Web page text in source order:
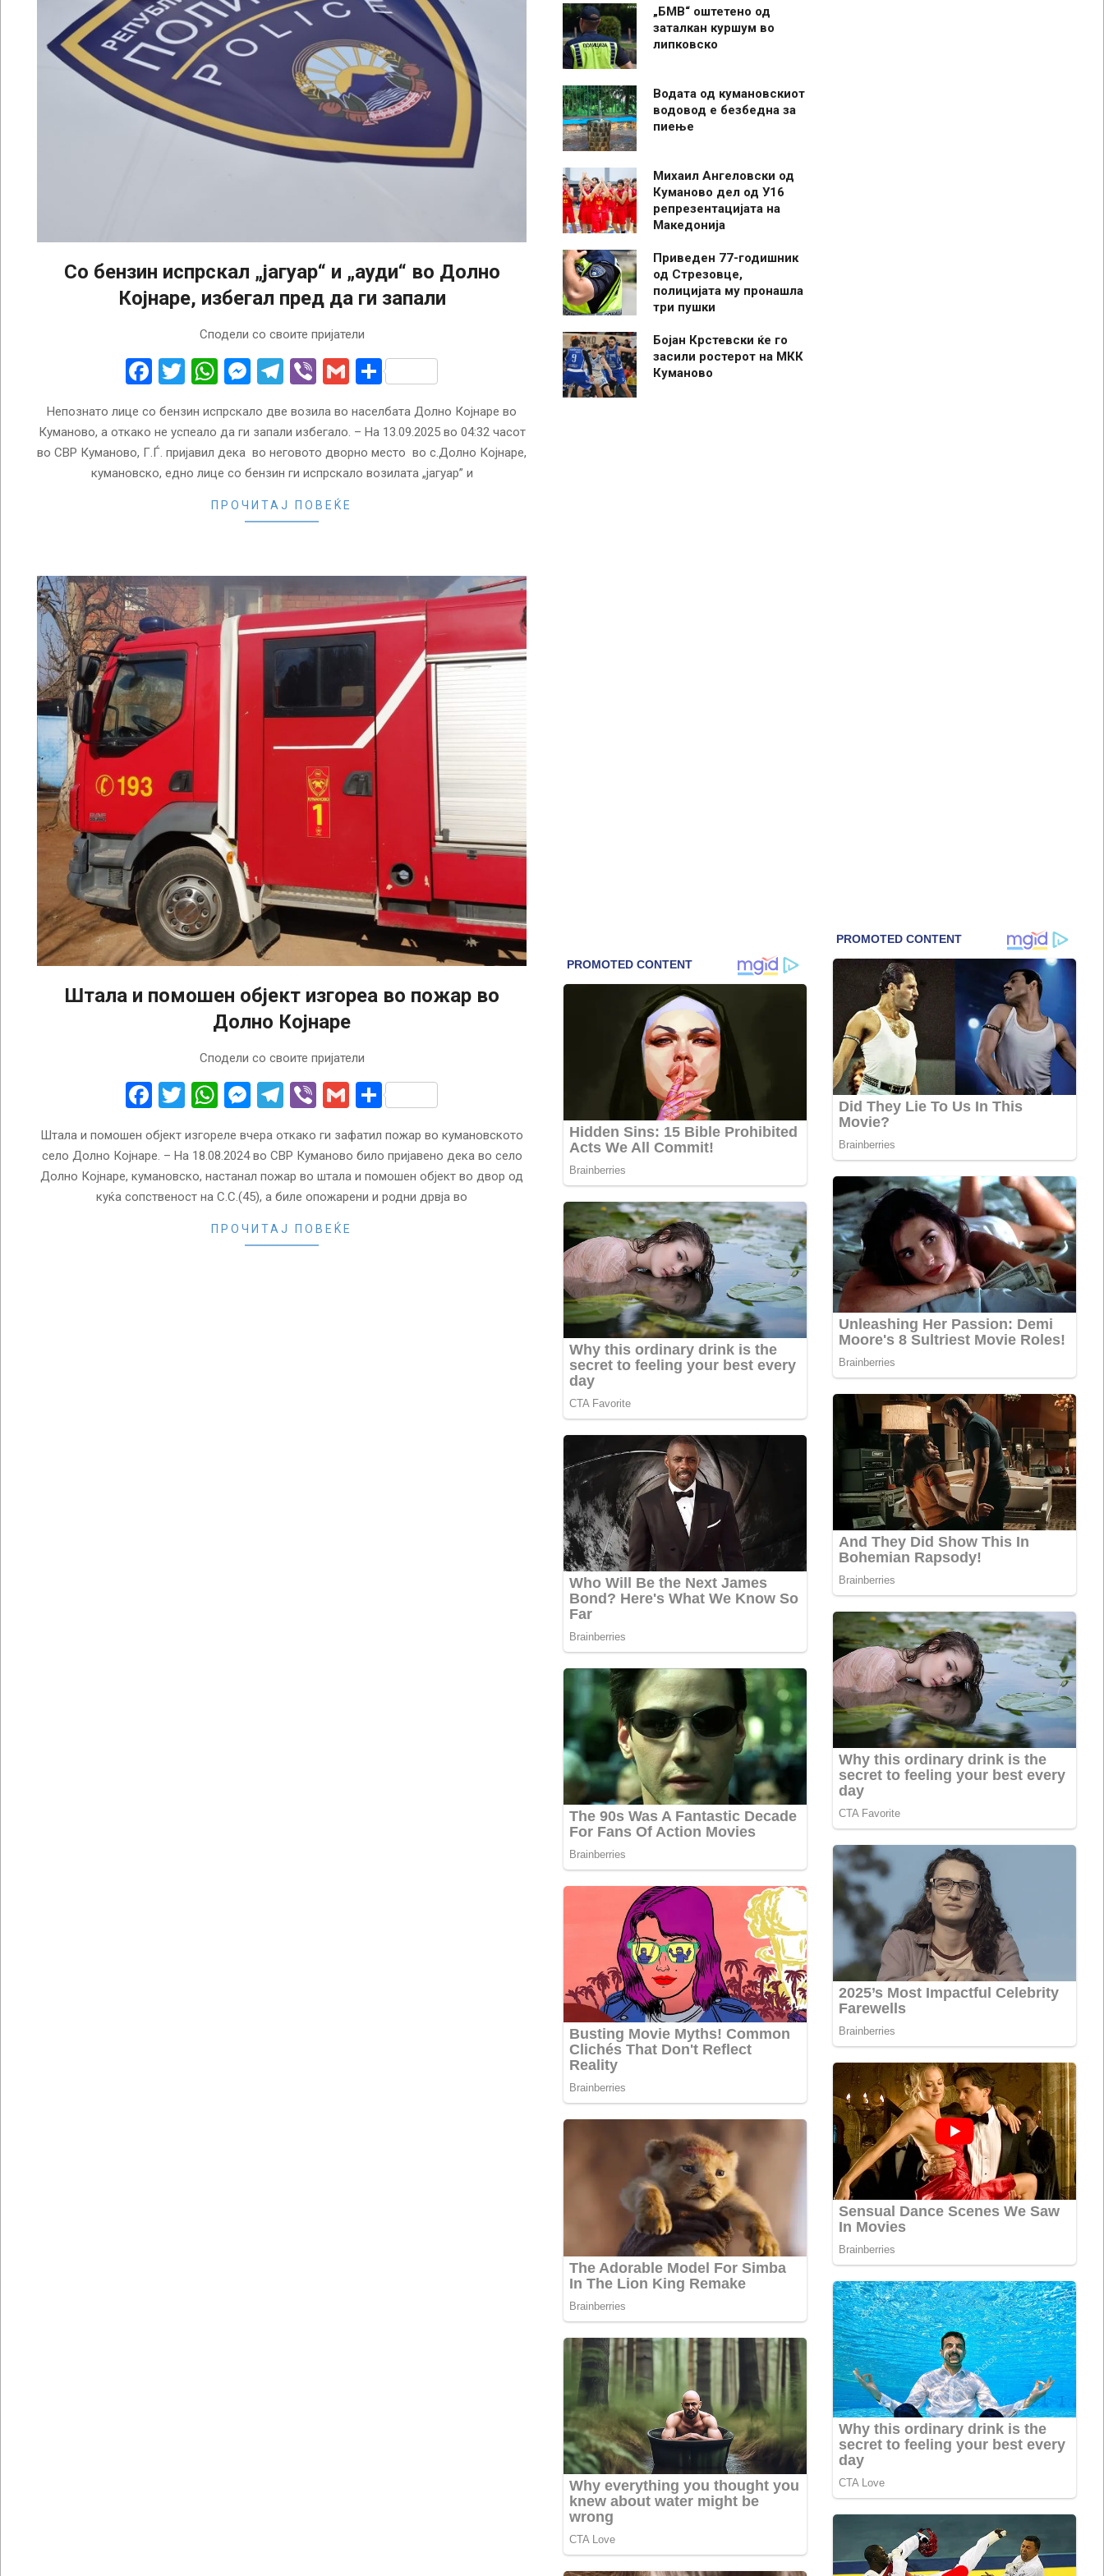
Со бензин испрскал „јагуар“ и „ауди“ во Долно
Којнаре, избегал пред да ги запали
Сподели со своите пријатели
Facebook
Twitter
WhatsApp
Messenger
Telegram
ViberGmailShare
Непознато лице со бензин испрскало две возила во населбата Долно Којнаре во
Куманово, а откако не успеало да ги запали избегало. – На 13.09.2025 во 04:32 часот
во СВР Куманово, Г.Ѓ. пријавил дека во неговото дворно место во с.Долно Којнаре,
кумановско, едно лице со бензин ги испрскало возилата „јагуар” и
ПРОЧИТАЈ ПОВЕЌЕ
Штала и помошен објект изгореа во пожар во
Долно Којнаре
Сподели со своите пријатели
Facebook
Twitter
WhatsApp
Messenger
Telegram
ViberGmailShare
Штала и помошен објект изгореле вчера откако ги зафатил пожар во кумановското
село Долно Којнаре. – На 18.08.2024 во СВР Куманово било пријавено дека во село
Долно Којнаре, кумановско, настанал пожар во штала и помошен објект во двор од
куќа сопственост на С.С.(45), а биле опожарени и родни дрвја во
ПРОЧИТАЈ ПОВЕЌЕ
„БМВ“ оштетено од
заталкан куршум во
липковско
Водата од кумановскиот
водовод е безбедна за
пиење
Михаил Ангеловски од
Куманово дел од У16
репрезентацијата на
Македонија
Приведен 77-годишник
од Стрезовце,
полицијата му пронашла
три пушки
Бојан Крстевски ќе го
засили ростерот на МКК
Куманово